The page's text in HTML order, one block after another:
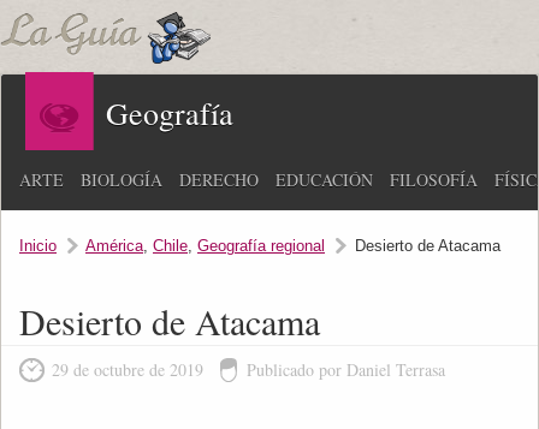
Geografía
ARTE BIOLOGÍA DERECHO EDUCACIÓN FILOSOFÍA
Inicio América, Chile, Geografía regional Desierto de Atacama
Desierto de Atacama
29 de octubre de 2019 Publicado por Daniel Terrasa